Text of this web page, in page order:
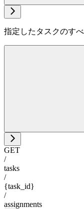
指定したタスクのす
GET
/
tasks
/
{task_id}
/
assignments